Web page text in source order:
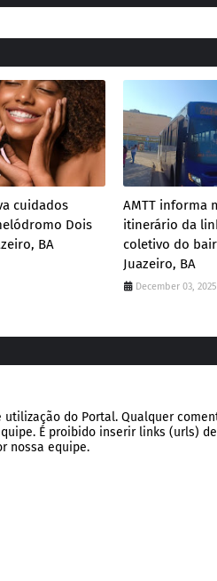
cuidados
Dois
BA
AMTT informa
itinerário da
coletivo do
Juazeiro, BA
December 03, 2025
do Portal. Qualquer
É proibido inserir links (urls)
nossa equipe.